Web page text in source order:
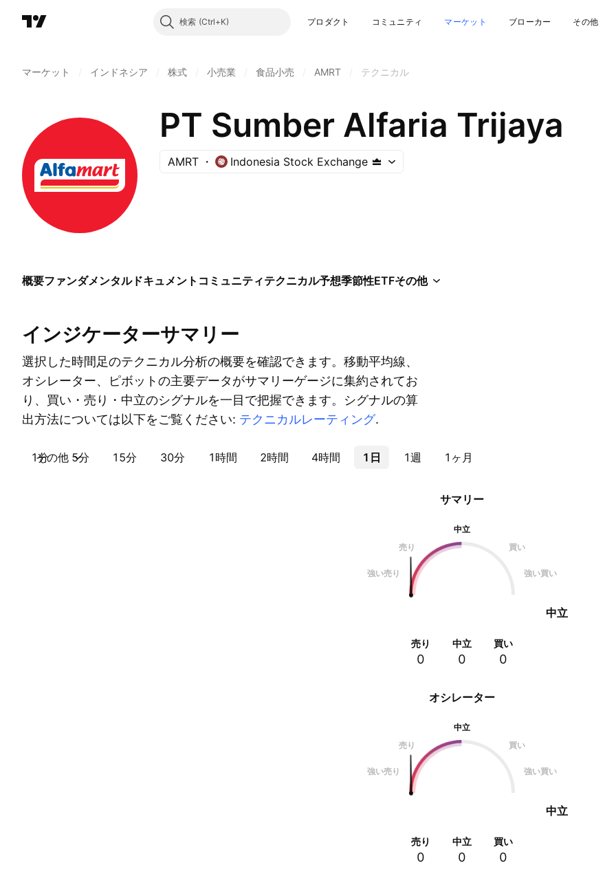
検索 プロダクト コミュニティ マーケット ブローカー その他
マーケット インドネシア 株式 小売業 食品小売 AMRT テクニカル
PT Sumber Alfaria Trijaya
AMRT Indonesia Stock Exchange
概要ファンダメンタルドキュメント コミュニティテクニカル予想季節性ETFその他
インジケーターサマリー
選択した時間足のテクニカル分析の概要を確認できます。移動平均線、
オシレーター、ピボットの主要データがサマリーゲージに集約されてお
り、買い・売り・中立のシグナルを一目で把握できます。シグナルの算
出方法については以下をご覧ください: テクニカルレーティング.
1分 5分 15分 30分 1時間 2時間 4時間 1日 1週 1ヶ月
その他
オシレーター
中立
売り
買い
強い売り 強い買い
中立
売り
0
中立
0
買い
0
サマリー
中立
売り
買い
強い売り 強い買い
中立
売り
0
中立
0
買い
0